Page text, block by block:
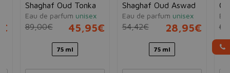
Shaghaf Oud Tonka
Eau de parfum unisex
89,00€ 45,95€
75 ml
Shaghaf Oud Aswad
Eau de parfum unisex
54,42€ 28,95€
75 ml